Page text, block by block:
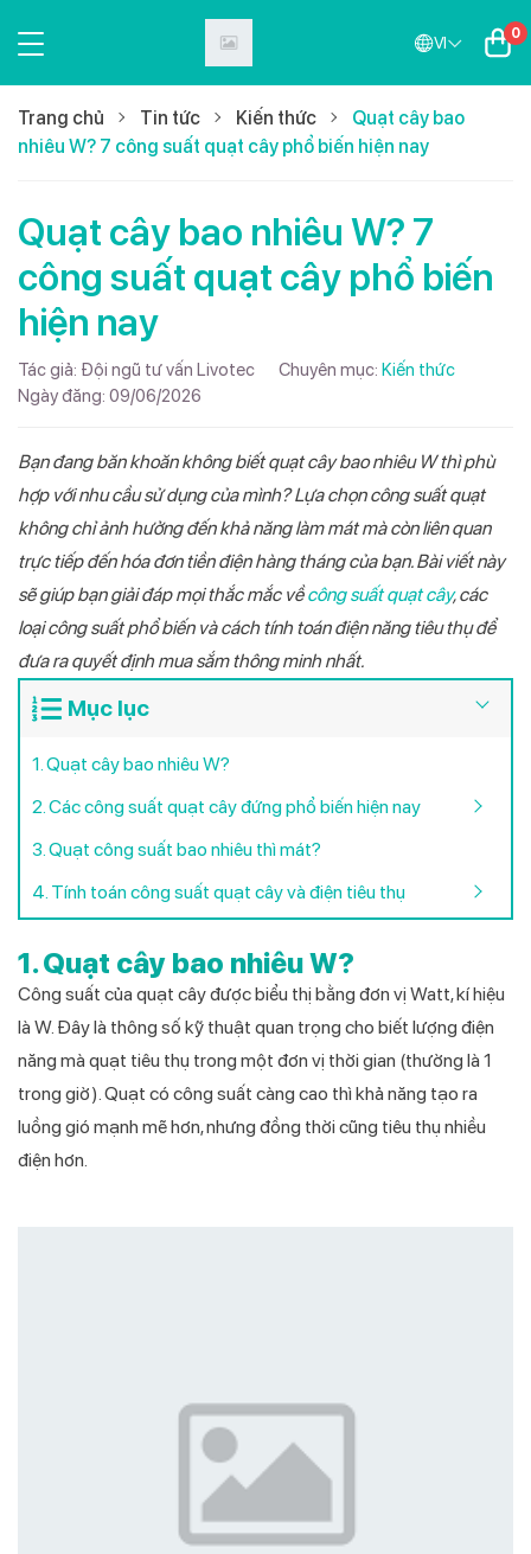
VI 0
Trang chủ Tin tức Kiến thức
Quạt cây bao
nhiêu W? 7 công suất quạt cây phổ biến hiện nay
Quạt cây bao nhiêu W? 7
công suất quạt cây phổ biến
hiện nay
Tác giả: Đội ngũ tư vấn Livotec Chuyên mục: Kiến thức
Ngày đăng: 09/06/2026
Bạn đang băn khoăn không biết quạt cây bao nhiêu W thì phù
hợp với nhu cầu sử dụng của mình? Lựa chọn công suất quạt
không chỉ ảnh hưởng đến khả năng làm mát mà còn liên quan
trực tiếp đến hóa đơn tiền điện hàng tháng của bạn. Bài viết này
sẽ giúp bạn giải đáp mọi thắc mắc vềcông suất quạt cây, các
loại công suất phổ biến và cách tính toán điện năng tiêu thụ để
đưa ra quyết định mua sắm thông minh nhất.
Mục lục
1. Quạt cây bao nhiêu W?
2. Các công suất quạt cây đứng phổ biến hiện nay
3. Quạt công suất bao nhiêu thì mát?
4. Tính toán công suất quạt cây và điện tiêu thụ
1. Quạt cây bao nhiêu W?
Công suất của quạt cây được biểu thị bằng đơn vị Watt, kí hiệu
là W. Đây là thông số kỹ thuật quan trọng cho biết lượng điện
năng mà quạt tiêu thụ trong một đơn vị thời gian (thường là 1
trong giờ). Quạt có công suất càng cao thì khả năng tạo ra
luồng gió mạnh mẽ hơn, nhưng đồng thời cũng tiêu thụ nhiều
điện hơn.